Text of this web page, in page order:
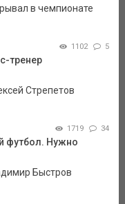
в чемпионате
1102 5
тренер
Стрепетов
1719 34
футбол. Нужно
Быстров